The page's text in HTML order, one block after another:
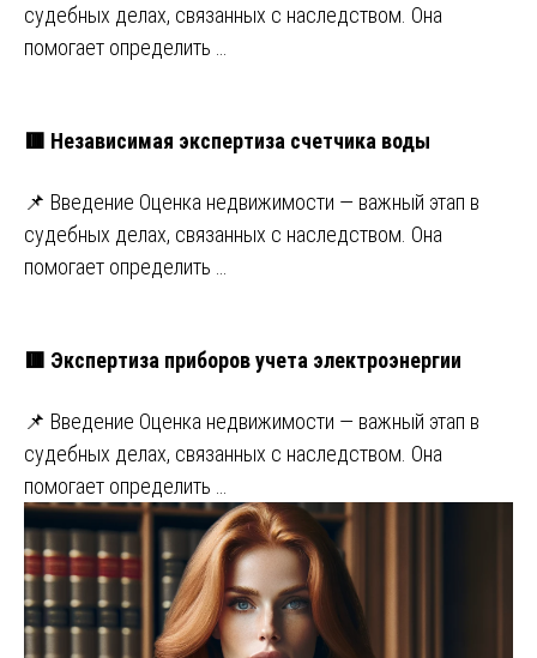
судебных делах, связанных с наследством. Она
помогает определить …
🟥 Независимая экспертиза счетчика воды
📌 Введение Оценка недвижимости — важный этап в
судебных делах, связанных с наследством. Она
помогает определить …
🟥 Экспертиза приборов учета электроэнергии
📌 Введение Оценка недвижимости — важный этап в
судебных делах, связанных с наследством. Она
помогает определить …